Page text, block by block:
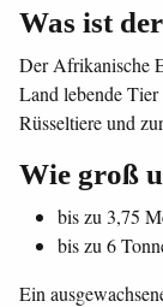
Was ist
Der Afrikanische
Land lebende
Rüsseltiere und
Wie groß
bis zu 3,75
bis zu 6
Ein